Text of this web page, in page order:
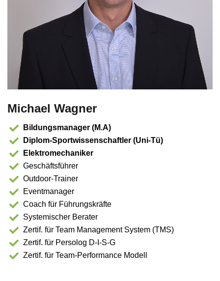
Michael Wagner
Bildungsmanager (M.A)
Diplom-Sportwissenschaftler (Uni-Tü)
Elektromechaniker
Geschäftsführer
Outdoor-Trainer
Eventmanager
Coach für Führungskräfte
Systemischer Berater
Zertif. für Team Management System (TMS)
Zertif. für Persolog D-I-S-G
Zertif. für Team-Performance Modell